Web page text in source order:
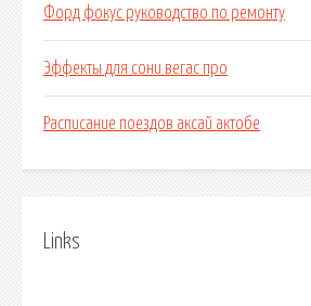
Форд фокус руководство по ремонту
Эффекты для сони вегас про
Расписание поездов аксай актобе
Links